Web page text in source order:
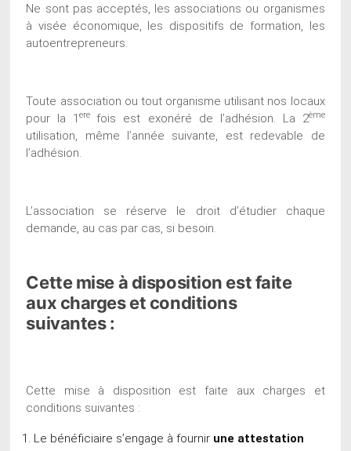
Ne sont pas acceptés, les associations ou organismes
à visée économique, les dispositifs de formation, les
autoentrepreneurs.
Toute association ou tout organisme utilisant nos locaux
pour la 1erefois est exonéré de l’adhésion. La 2ème
utilisation, même l’année suivante, est redevable de
l’adhésion.
L’association se réserve le droit d’étudier chaque
demande, au cas par cas, si besoin.
Cette mise à disposition est faite
aux charges et conditions
suivantes :
Cette mise à disposition est faite aux charges et
conditions suivantes :
Le bénéficiaire s’engage à fournir une attestation